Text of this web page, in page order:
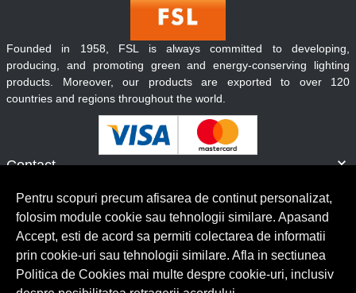
Contact
Servicii clienti
Founded in 1958, FSL is always committed to developing,
producing, and promoting green and energy-conserving lighting
products. Moreover, our products are exported to over 120
countries and regions throughout the world.
© Copyright 2026 Lumilux. Toate drepturile rezervate.
Pentru scopuri precum afisarea de continut personalizat,
folosim module cookie sau tehnologii similare. Apasand
Accept, esti de acord sa permiti colectarea de informatii
prin cookie-uri sau tehnologii similare. Afla in sectiunea
Politica de Cookies mai multe despre cookie-uri, inclusiv